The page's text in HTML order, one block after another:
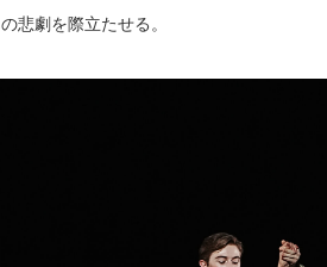
悲劇を際立たせる。